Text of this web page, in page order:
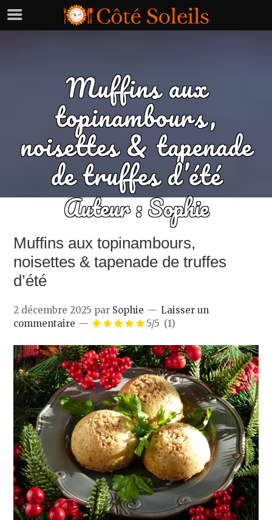
Muffins aux
topinambours,
noisettes & tapenade
de truffes d’été
Auteur :Sophie
Muffins aux topinambours,
noisettes & tapenade de truffes
d’été
2 décembre 2025 par Sophie
Laisser un
commentaire
5/5 (1)